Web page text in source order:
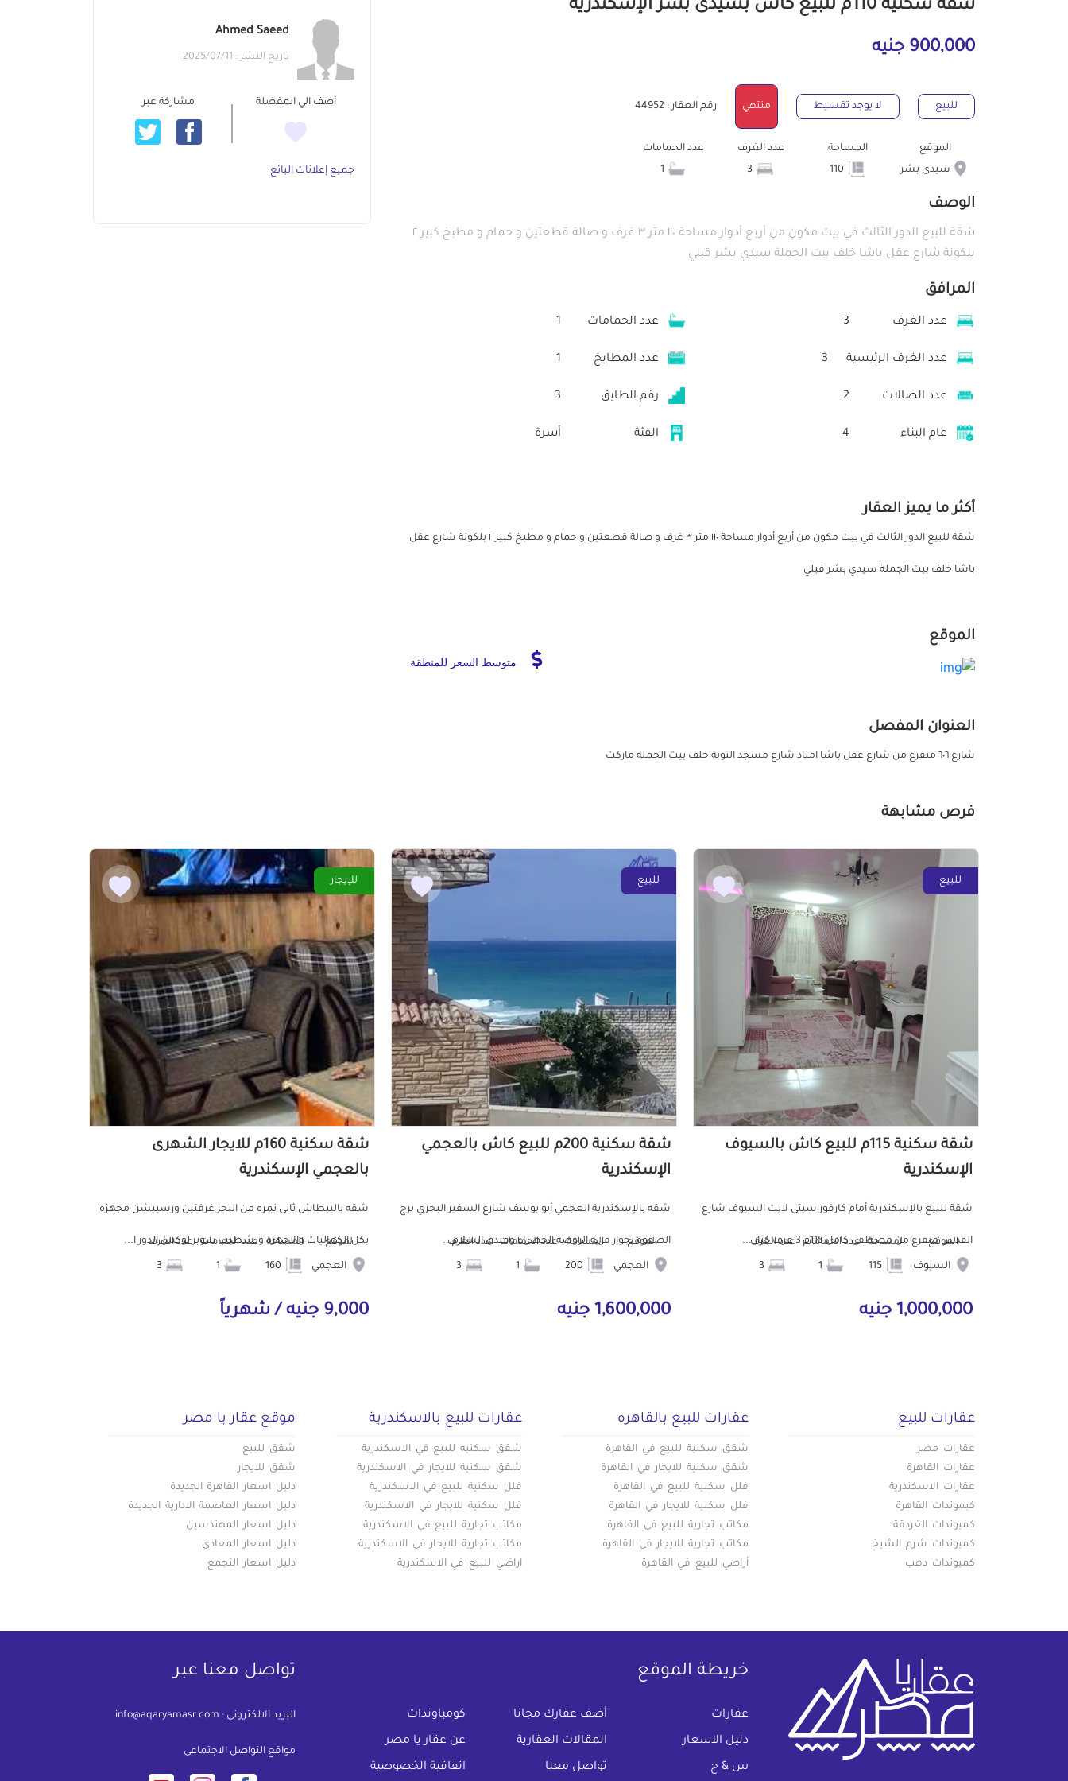
شقة سكنية 110م للبيع كاش بسيدى بشر الإسكندرية
900,000 جنيه
للبيع لا يوجد تقسيط منتهي رقم العقار : 44952
الموقع
سيدى بشر
المساحة
عدد الغرف
عدد الحمامات
الوصف
شقة للبيع الدور الثالث في بيت مكون من أربع أدوار مساحة ١١٠ متر ٣ غرف و صالة قطعتين و حمام و مطبخ كبير ٢
بلكونة شارع عقل باشا خلف بيت الجملة سيدي بشر قبلي
المرافق
عدد الغرف 3 عدد الحمامات 1
عدد الغرف الرئيسية 3 عدد المطابخ 1
عدد الصالات 2 رقم الطابق 3
عام البناء 4 الفئة أسرة
أكثر ما يميز العقار
شقة للبيع الدور الثالث في بيت مكون من أربع أدوار مساحة ١١٠ متر ٣ غرف و صالة قطعتين و حمام و مطبخ كبير ٢ بلكونة شارع عقل
باشا خلف بيت الجملة سيدي بشر قبلي
الموقع
متوسط السعر للمنطقة
العنوان المفصل
شارع ٦٠٦ متفرع من شارع عقل باشا امتاد شارع مسجد التوبة خلف بيت الجملة ماركت
Ahmed Saeed
تاريخ النشر : 2025/07/11
أضف الي المفضلة مشاركة عبر
جميع إعلانات البائع
فرص مشابهة
للبيع
شقة سكنية 115م للبيع كاش بالسيوف
الإسكندرية
شقة للبيع بالإسكندرية أمام كارفور سيتى لايت السيوف شارع
القدس متفرع من مصطفى كامل 115م 3 غرف كبار ...
الموقع
السيوف
المساحة عدد الحمامات عدد الغرف
1,000,000 جنيه
للبيع
شقة سكنية 200م للبيع كاش بالعجمي
الإسكندرية
شقه بالإسكندرية العجمي أبو يوسف شارع السفير البحري برج
الصفوه بجوار قرية الروضة الخضراء وفندق السلام...
الموقع
العجمي
المساحة عدد الحمامات عدد الغرف
1,600,000 جنيه
للإيجار
شقة سكنية 160م للايجار الشهرى
بالعجمي الإسكندرية
شقه بالبيطاش ثانى نمره من البحر غرفتين ورسيبشن مجهزه
بكل الكماليات والاجهزه وتشطيب سوبر لوكس الدور ا...
الموقع
العجمي
المساحة عدد الحمامات عدد الغرف
9,000 جنيه / شهرياً
عقارات للبيع
عقارات مصر
عقارات القاهرة
عقارات الاسكندرية
كبموندات القاهرة
كمبوندات الغردقة
كمبوندات شرم الشيخ
كمبوندات دهب
عقارات للبيع بالقاهره
شقق سكنية للبيع في القاهرة
شقق سكنية للايجار في القاهرة
فلل سكنية للبيع في القاهرة
فلل سكنية للايجار في القاهرة
مكاتب تجارية للبيع في القاهرة
مكاتب تجارية للايجار في القاهرة
أراضي للبيع في القاهرة
عقارات للبيع بالاسكندرية
شقق سكنيه للبيع في الاسكندرية
شقق سكنية للايجار في الاسكندرية
فلل سكنية للبيع في الاسكندرية
فلل سكنية للايجار في الاسكندرية
مكاتب تجارية للبيع في الاسكندرية
مكاتب تجارية للايجار في الاسكندرية
اراضي للبيع في الاسكندرية
موقع عقار يا مصر
شقق للبيع
شقق للايجار
دليل اسعار القاهرة الجديدة
دليل اسعار العاصمة الادارية الجديدة
دليل اسعار المهندسين
دليل اسعار المعادي
دليل اسعار التجمع
خريطة الموقع
عقارات أضف عقارك مجانا كومباوندات
دليل الاسعار المقالات العقارية عن عقار يا مصر
س & ج تواصل معنا اتفاقية الخصوصية
تواصل معنا عبر
البريد الالكترونى : info@aqaryamasr.com
مواقع التواصل الاجتماعى